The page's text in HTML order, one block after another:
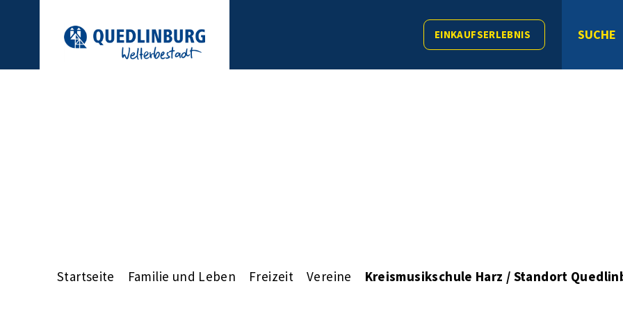
EINKAUFSERLEBNIS SUCHE
Startseite Familie und Leben Freizeit Vereine Kreismusikschule Harz / Standort